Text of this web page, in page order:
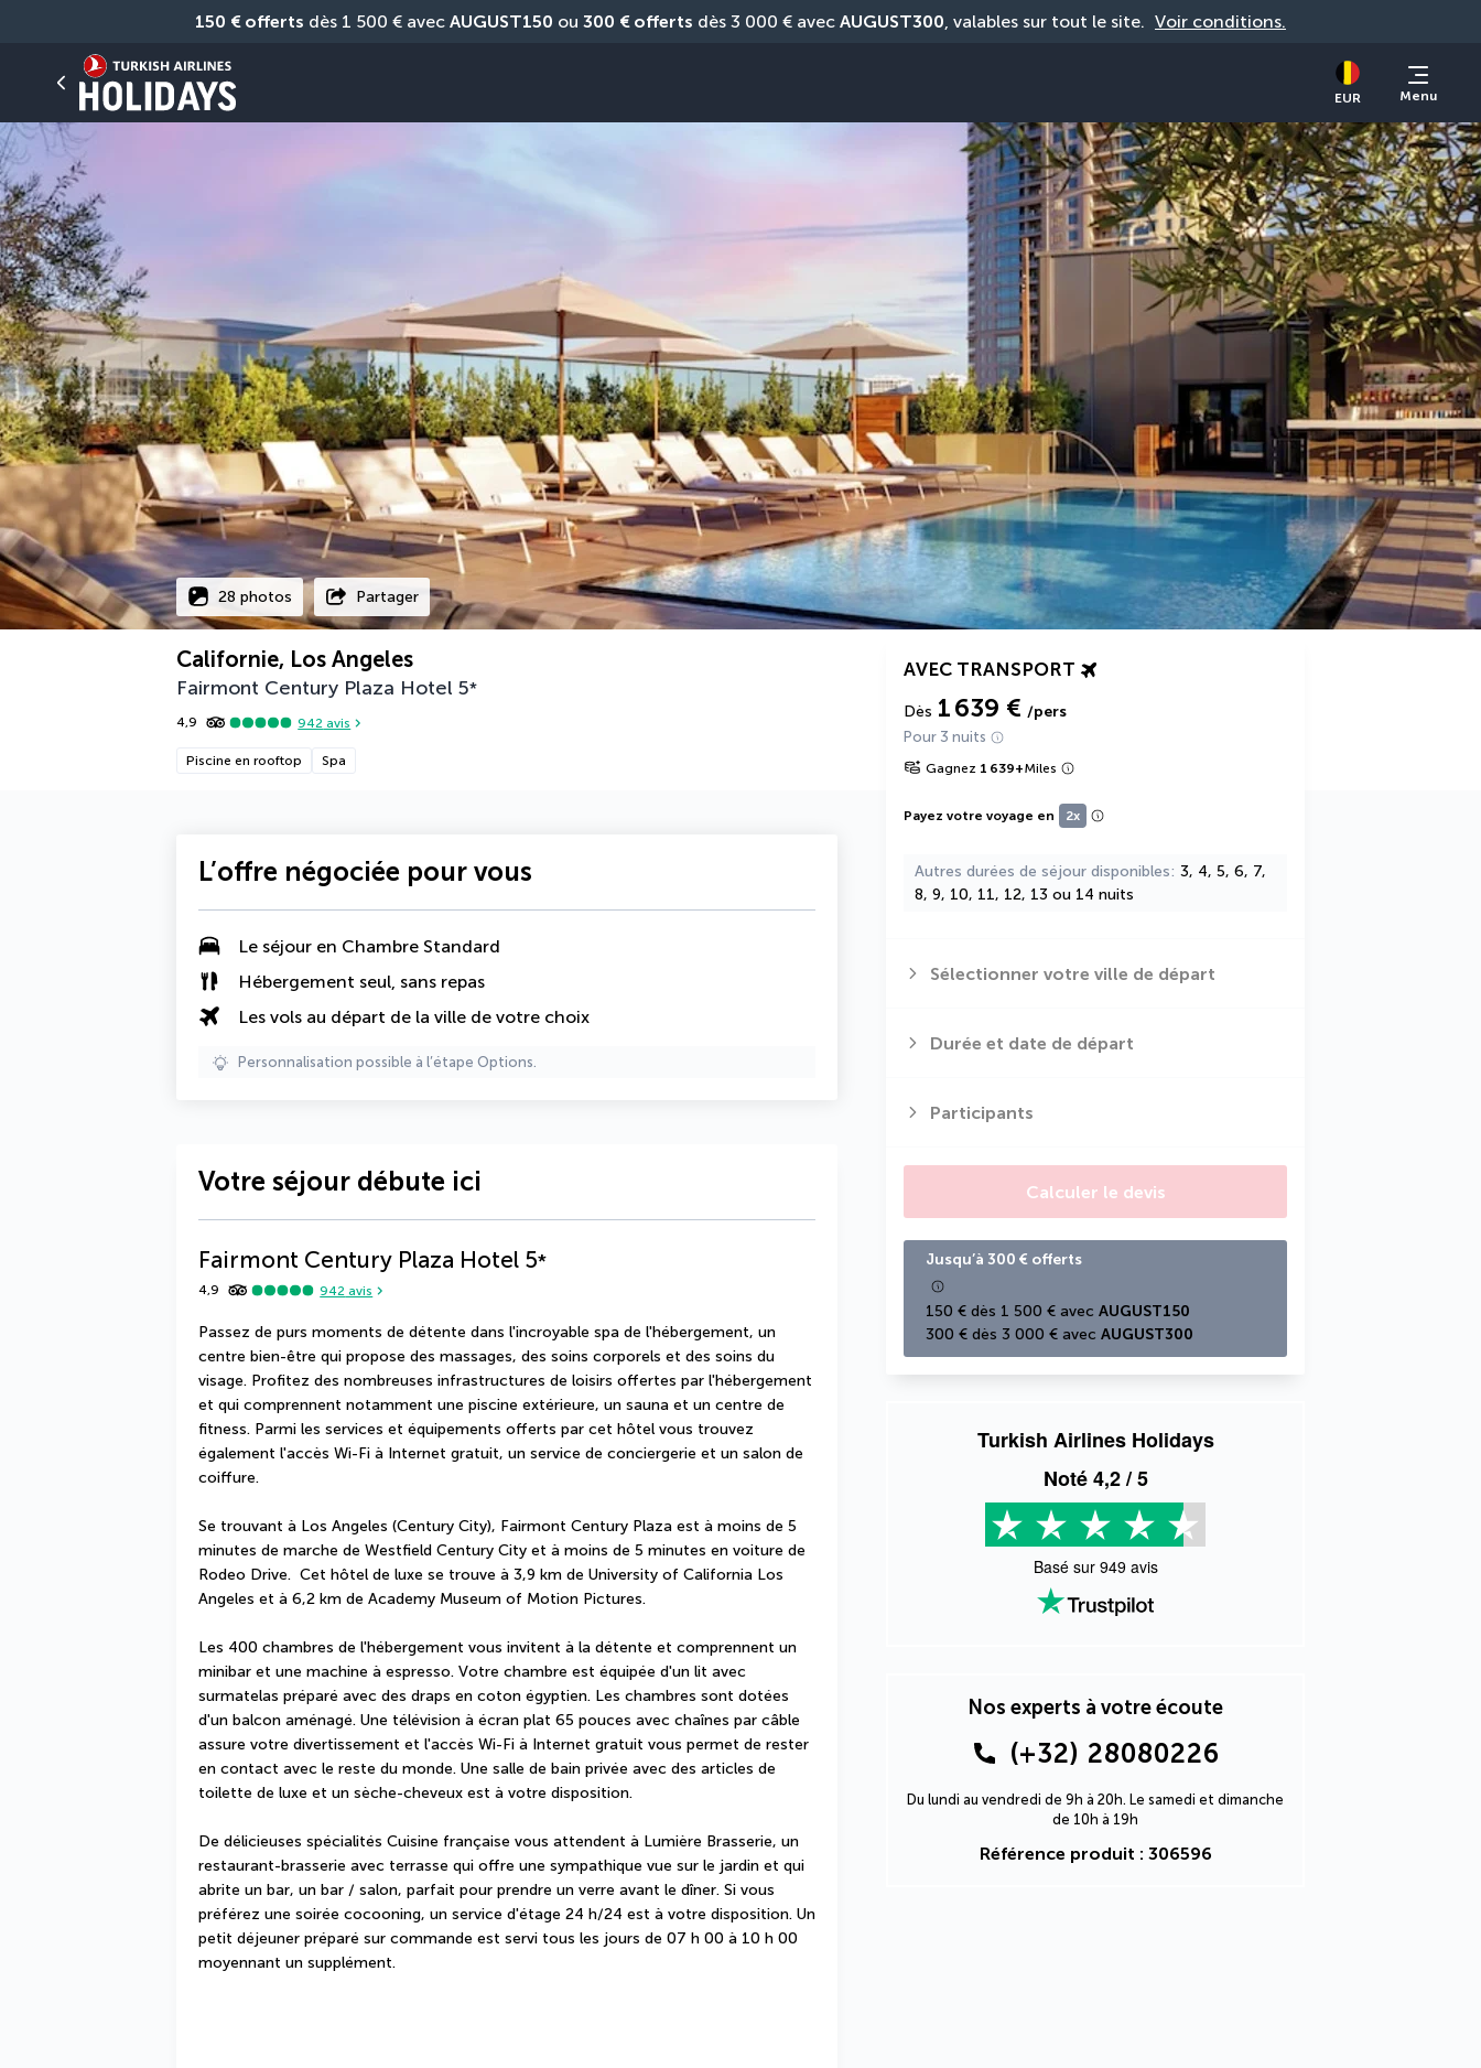
150 € offerts dès 1 500 € avec AUGUST150 ou 300 € offerts dès 3 000 € avec AUGUST300, valables sur tout le site. Voir conditions.
EUR Menu
28 photos Partager
Californie, Los Angeles
Fairmont Century Plaza Hotel 5*
4,9 942 avis
Piscine en rooftop Spa
AVEC TRANSPORT
Dès 1 639 € /pers
Pour 3 nuits
Gagnez 1 639+Miles
Payez votre voyage en 2x
Autres durées de séjour disponibles 3, 4, 5, 6, 7,
8, 9, 10, 11, 12, 13 ou 14 nuits
Sélectionner votre ville de départ
Durée et date de départ
Participants
Calculer le devis
Jusqu’à 300 € offerts
150 € dès 1 500 € avec AUGUST150
300 € dès 3 000 € avec AUGUST300
Turkish Airlines Holidays
Noté4,2/ 5
Basé sur 949avis
Nos experts à votre écoute
(+32) 28080226
Du lundi au vendredi de 9h à 20h. Le samedi et dimanche
de 10h à 19h
Référence produit : 306596
L’offre négociée pour vous
Le séjour en Chambre Standard
Hébergement seul, sans repas
Les vols au départ de la ville de votre choix
Personnalisation possible à l’étape Options.
Votre séjour débute ici
Fairmont Century Plaza Hotel 5*
4,9 942 avis
Passez de purs moments de détente dans l'incroyable spa de l'hébergement, un
centre bien-être qui propose des massages, des soins corporels et des soins du
visage. Profitez des nombreuses infrastructures de loisirs offertes par l'hébergement
et qui comprennent notamment une piscine extérieure, un sauna et un centre de
fitness. Parmi les services et équipements offerts par cet hôtel vous trouvez
également l'accès Wi-Fi à Internet gratuit, un service de conciergerie et un salon de
coiffure.
Se trouvant à Los Angeles (Century City), Fairmont Century Plaza est à moins de 5
minutes de marche de Westfield Century City et à moins de 5 minutes en voiture de
Rodeo Drive.  Cet hôtel de luxe se trouve à 3,9 km de University of California Los
Angeles et à 6,2 km de Academy Museum of Motion Pictures.
Les 400 chambres de l'hébergement vous invitent à la détente et comprennent un
minibar et une machine à espresso. Votre chambre est équipée d'un lit avec
surmatelas préparé avec des draps en coton égyptien. Les chambres sont dotées
d'un balcon aménagé. Une télévision à écran plat 65 pouces avec chaînes par câble
assure votre divertissement et l'accès Wi-Fi à Internet gratuit vous permet de rester
en contact avec le reste du monde. Une salle de bain privée avec des articles de
toilette de luxe et un sèche-cheveux est à votre disposition.
De délicieuses spécialités Cuisine française vous attendent à Lumière Brasserie, un
restaurant-brasserie avec terrasse qui offre une sympathique vue sur le jardin et qui
abrite un bar, un bar / salon, parfait pour prendre un verre avant le dîner. Si vous
préférez une soirée cocooning, un service d'étage 24 h/24 est à votre disposition. Un
petit déjeuner préparé sur commande est servi tous les jours de 07 h 00 à 10 h 00
moyennant un supplément.